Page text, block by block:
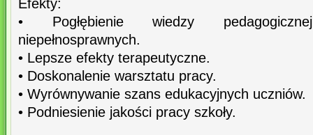
Efekty:
• Pogłębienie wiedzy
niepełnosprawnych.
• Lepsze efekty terapeutyczne.
• Doskonalenie warsztatu pracy.
• Wyrównywanie szans edukacyjnych uczniów.
• Podniesienie jakości pracy szkoły.